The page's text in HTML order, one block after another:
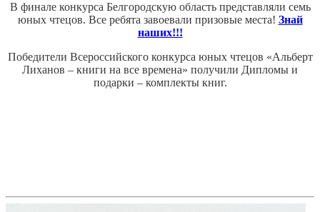
В финале конкурса Белгородскую область представляли семь
юных чтецов. Все ребята завоевали призовые места! Знай
наших!!!
Победители Всероссийского конкурса юных чтецов «Альберт
Лиханов – книги на все времена» получили Дипломы и
подарки – комплекты книг.